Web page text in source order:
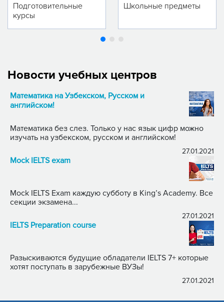
Подготовительные
курсы
Школьные предметы
Новости учебных центров
Математика на Узбекском, Русском и
английском!
Математика без слез. Только у нас язык цифр можно
изучать на узбекском, русском и английском!
27.01.2021
Mock IELTS exam
Mock IELTS Exam каждую субботу в King’s Academy. Все
секции экзамена...
27.01.2021
IELTS Preparation course
Разыскиваются будущие обладатели IELTS 7+ которые
хотят поступать в зарубежные ВУЗы!
27.01.2021